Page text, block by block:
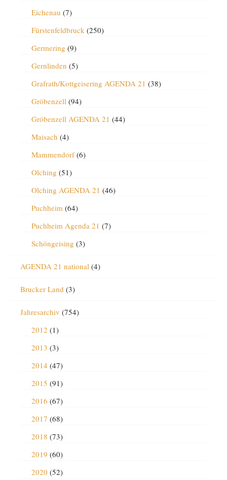
Eichenau (7)
Fürstenfeldbruck (250)
Germering (9)
Gernlinden (5)
Grafrath/Kottgeisering AGENDA 21 (38)
Gröbenzell (94)
Gröbenzell AGENDA 21 (44)
Maisach (4)
Mammendorf(6)
Olching (51)
Olching AGENDA 21 (46)
Puchheim (64)
Puchheim Agenda 21 (7)
Schöngeising (3)
AGENDA 21 national (4)
Brucker Land (3)
Jahresarchiv (754)
2012 (1)
2013 (3)
2014 (47)
2015 (91)
2016 (67)
2017 (68)
2018 (73)
2019 (60)
2020 (52)